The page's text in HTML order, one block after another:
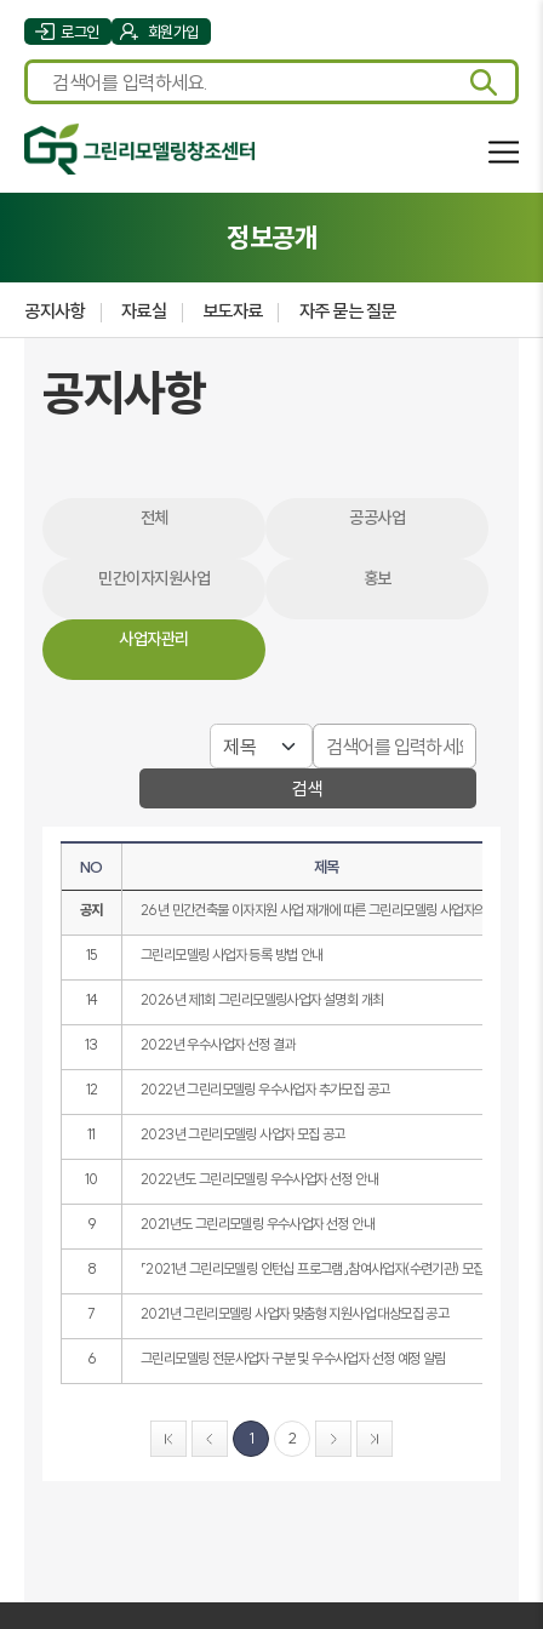
로그인 회원가입
정보공개
공지사항 자료실 보도자료 자주 묻는 질문
공지사항
전체 공공사업
민간이자지원사업 홍보
사업자관리
검색
NO 제목
공지 26년 민간건축물 이자지원 사업 재개에 따른 그린리모델링 사업자의 등록
15 그린리모델링 사업자 등록 방법 안내
14 2026년 제1회 그린리모델링사업자 설명회 개최
13 2022년 우수사업자 선정 결과
12 2022년 그린리모델링 우수사업자 추가모집 공고
11 2023년 그린리모델링 사업자 모집 공고
10 2022년도 그린리모델링 우수사업자 선정 안내
9 2021년도 그린리모델링 우수사업자 선정 안내
8 「2021년 그린리모델링 인턴십 프로그램」참여사업자(수련기관) 모집 공고
7 2021년 그린리모델링 사업자 맞춤형 지원사업 대상모집 공고
6 그린리모델링 전문사업자 구분 및 우수사업자 선정 예정 알림
1 2